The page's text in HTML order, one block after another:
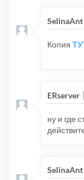
SelinaAnt
Копия
ERserver
ну и где
SelinaAnt